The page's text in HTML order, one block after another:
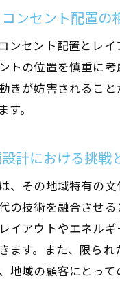
ンセント配置の
ンセント配置とレ
トの位置を慎重に
きが妨害されるこ
。
計における挑戦
、その地域特有の
の技術を融合させ
イアウトやエネル
ます。また、限ら
地域の顧客にとっ